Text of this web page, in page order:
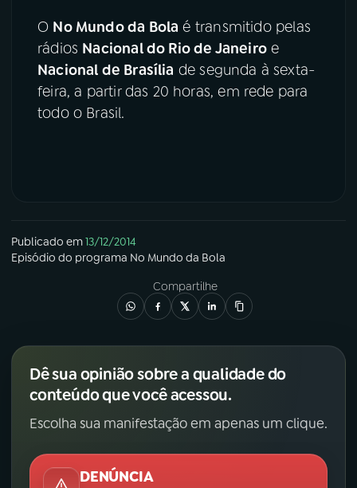
O No Mundo da Bola é transmitido pelas
rádios Nacional do Rio de Janeiroe
Nacional de Brasília de segunda à sexta-
feira, a partir das 20 horas, em rede para
todo o Brasil.
Publicado em13/12/2014
Episódio do programa No Mundo da Bola
Compartilhe
Dê sua opinião sobre a qualidade do
conteúdo que você acessou.
Escolha sua manifestação em apenas um clique.
DENÚNCIA